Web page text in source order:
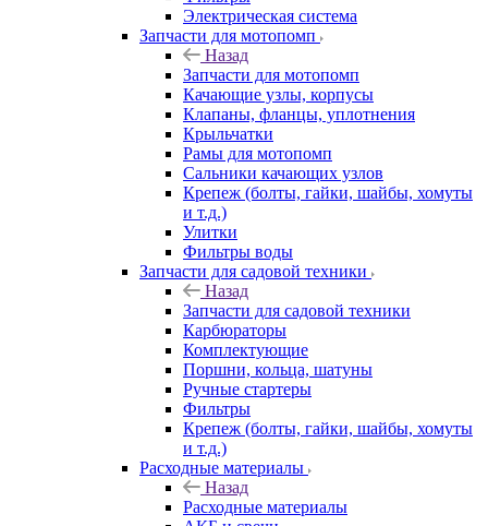
Электрическая система
Запчасти для мотопомп
Назад
Запчасти для мотопомп
Качающие узлы, корпусы
Клапаны, фланцы, уплотнения
Крыльчатки
Рамы для мотопомп
Сальники качающих узлов
Крепеж (болты, гайки, шайбы, хомуты
и т.д.)
Улитки
Фильтры воды
Запчасти для садовой техники
Назад
Запчасти для садовой техники
Карбюраторы
Комплектующие
Поршни, кольца, шатуны
Ручные стартеры
Фильтры
Крепеж (болты, гайки, шайбы, хомуты
и т.д.)
Расходные материалы
Назад
Расходные материалы